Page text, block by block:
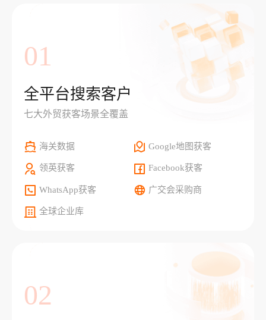
01
全平台搜索客户
七大外贸获客场景全覆盖
海关数据 Google地图获客
领英获客 Facebook获客
WhatsApp获客 广交会采购商
全球企业库
02